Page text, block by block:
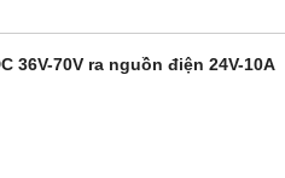
70V ra nguồn điện 24V-10A